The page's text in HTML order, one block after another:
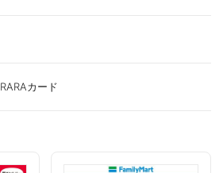
カード